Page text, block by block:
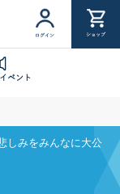
ログイン ショップ
ベント
しみをみんなに大公